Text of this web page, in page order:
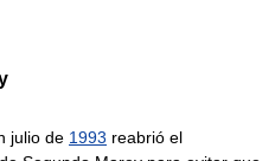
julio de 1993 reabrió el